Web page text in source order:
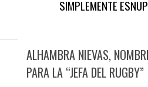
SIMPLEMENTE
ALHAMBRA NIEVAS,
PARA LA “JEFA DEL RUGBY”